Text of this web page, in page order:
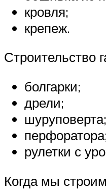
кровля;
крепеж.
Строительство
болгарки;
дрели;
шуруповерта;
рулетки с
Когда мы